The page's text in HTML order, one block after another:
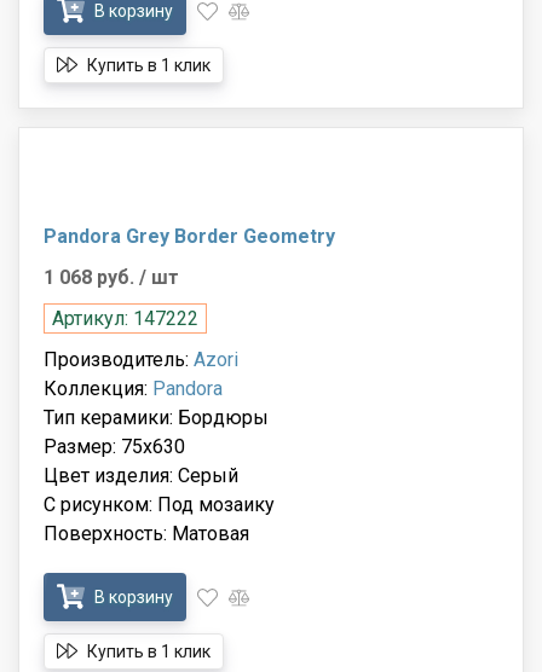
В корзину
Купить в 1 клик
Pandora Grey Border Geometry
1 068 руб. / шт
Артикул: 147222
Производитель: Azori
Коллекция: Pandora
Тип керамики: Бордюры
Размер: 75x630
Цвет изделия: Серый
С рисунком: Под мозаику
Поверхность: Матовая
В корзину
Купить в 1 клик